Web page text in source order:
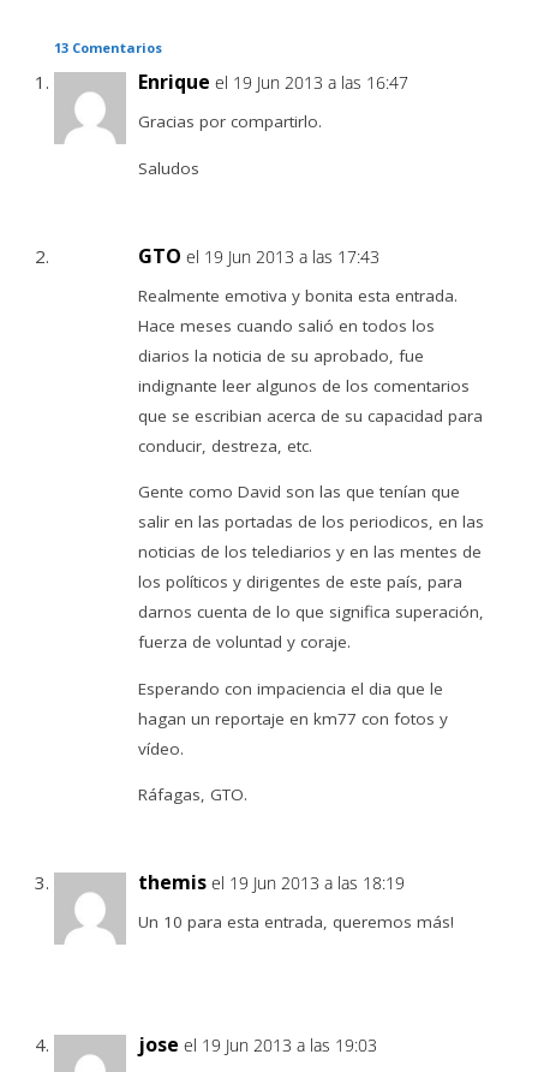
13 Comentarios
Enrique el 19 Jun 2013 a las 16:47
Gracias por compartirlo.
Saludos
GTO el 19 Jun 2013 a las 17:43
Realmente emotiva y bonita esta entrada.
Hace meses cuando salió en todos los
diarios la noticia de su aprobado, fue
indignante leer algunos de los comentarios
que se escribian acerca de su capacidad para
conducir, destreza, etc.
Gente como David son las que tenían que
salir en las portadas de los periodicos, en las
noticias de los telediarios y en las mentes de
los políticos y dirigentes de este país, para
darnos cuenta de lo que significa superación,
fuerza de voluntad y coraje.
Esperando con impaciencia el dia que le
hagan un reportaje en km77 con fotos y
vídeo.
Ráfagas, GTO.
themis el 19 Jun 2013 a las 18:19
Un 10 para esta entrada, queremos más!
jose el 19 Jun 2013 a las 19:03